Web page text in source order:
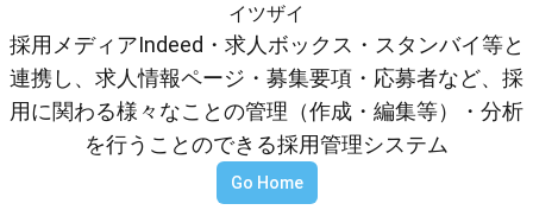
イツザイ
採用メディアIndeed・求人ボックス・スタンバイ等と
連携し、求人情報ページ・募集要項・応募者など、採
用に関わる様々なことの管理（作成・編集等）・分析
を行うことのできる採用管理システム
Go Home